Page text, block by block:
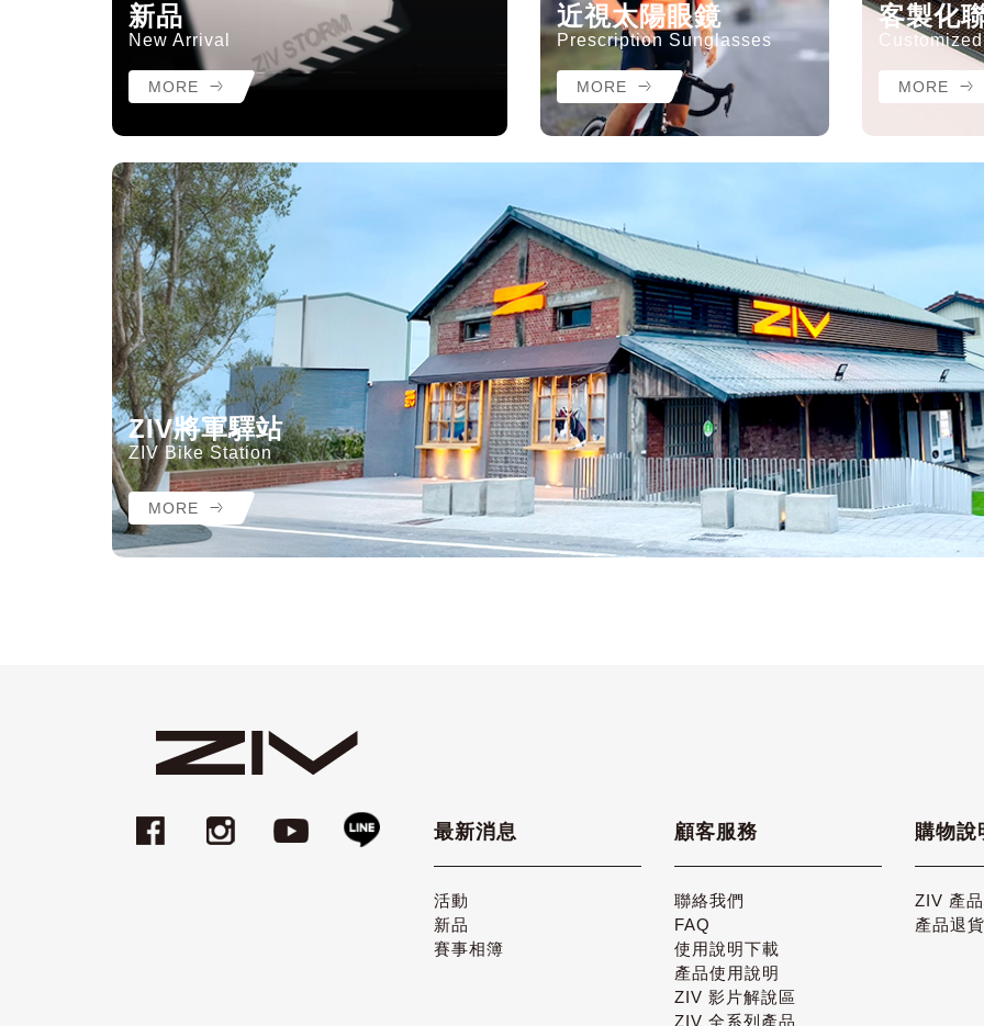
新品
New Arrival
MORE
近視太陽眼鏡
Prescription Sunglasses
MORE
客製化
Customized
MORE
ZIV將軍驛站
ZIV Bike Station
MORE
最新消息
活動
新品
賽事相簿
顧客服務
聯絡我們
FAQ
使用說明下載
產品使用說明
ZIV 影片解說區
ZIV 全系列產品
購物說
ZIV 產
產品退